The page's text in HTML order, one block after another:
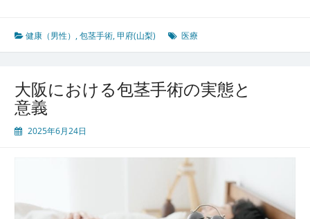
梨
で
と
を
健康（男性） ,包茎手術,甲府(山梨) 医療
大阪における包茎手術の実態と
意義
2025年6月24日